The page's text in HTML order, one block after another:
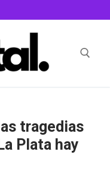
tragedias
Plata hay